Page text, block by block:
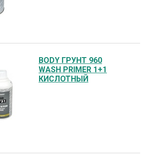
BODY ГРУНТ 960
WASH PRIMER 1+1
КИСЛОТНЫЙ